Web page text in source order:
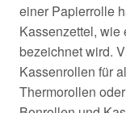
einer Papierrolle
Kassenzettel, wie
bezeichnet wird.
Kassenrollen für
Thermorollen